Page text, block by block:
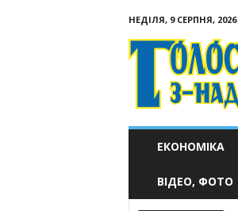
НЕДІЛЯ, 9 СЕРПНЯ, 2026
Голос
з-
ЕКОНОМІКА
ВІДЕО, ФОТО